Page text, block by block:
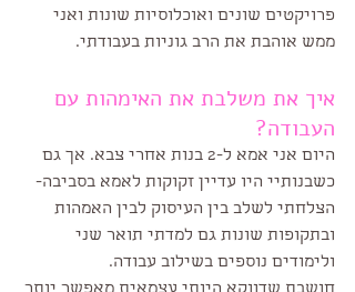
פרויקטים שונים ואוכלוסיות שונות ואני
ממש אוהבת את הרב גוניות בעבודתי.
איך את משלבת את האימהות עם
העבודה?
היום אני אמא ל-2 בנות אחרי צבא. אך גם
כשבנותיי היו עדיין זקוקות לאמא בסביבה-
הצלחתי לשלב בין העיסוק לבין האמהות
ובתקופות שונות גם למדתי תואר שני
ולימודים נוספים בשילוב עבודה.